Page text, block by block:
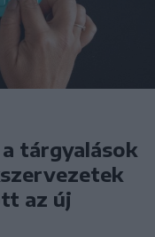
tárgyalások
az új